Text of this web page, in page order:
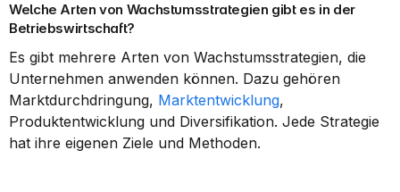
Welche Arten von Wachstumsstrategien gibt es in der
Betriebswirtschaft?
Es gibt mehrere Arten von Wachstumsstrategien, die
Unternehmen anwenden können. Dazu gehören
Marktdurchdringung, Marktentwicklung,
Produktentwicklung und Diversifikation. Jede Strategie
hat ihre eigenen Ziele und Methoden.